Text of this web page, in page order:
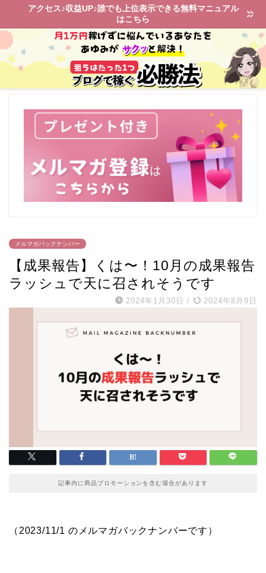
アクセス♪収益UP♪誰でも上位表示できる無料マニュアル
はこちら
メルマガバックナンバー
【成果報告】くは〜！10月の成果報告
ラッシュで天に召されそうです
2024年1月30日 / 2024年8月9日
記事内に商品プロモーションを含む場合があります
（2023/11/1 のメルマガバックナンバーです）